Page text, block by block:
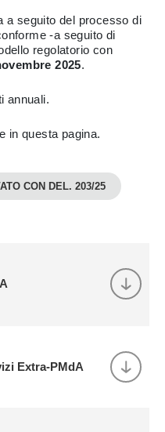
a seguito del processo di
-a seguito di
regolatorio con
2025.
annuali.
in questa pagina.
CON DEL. 203/25
Extra-PMdA